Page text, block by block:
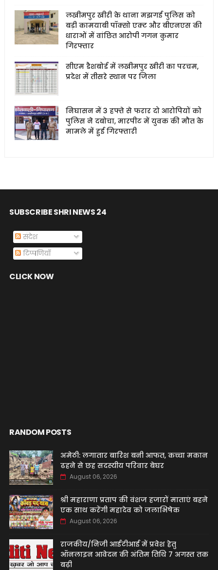
लखीमपुर खीरी के थाना मझगई पुलिस को
बड़ी कामयाबी पॉक्सो एक्ट और बीएनएस की
धाराओं में वांछित आरोपी गगन कुमार
गिरफ्तार
सीएम डैशबोर्ड में लखीमपुर खीरी का परचम,
प्रदेश में तीसरे स्थान पर जिला
निघासन में 3 हफ्ते से फरार दो आरोपियों को
पुलिस ने दबोचा, मारपीट में युवक की मौत के
मामले में हुई गिरफ्तारी
SUBSCRIBE SHRI NEWS 24
संदेश
टिप्पणियाँ
CLICK NOW
RANDOM POSTS
अमेठी: लगातार बारिश बनी आफत, कच्चा मकान
ढहने से छह सदस्यीय परिवार बेघर
August 06, 2026
श्री महाराणा प्रताप की वंशज हजारों माताएं बहने
एक साथ करेंगी महादेव को जलाभिषेक
August 06, 2026
राजकीय/निजी आईटीआई में प्रवेश हेतु
ऑनलाइन आवेदन की अंतिम तिथि 7 अगस्त तक
बढ़ी